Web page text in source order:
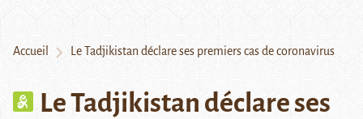
Accueil Le Tadjikistan déclare ses premiers cas de coronavirus
Le Tadjikistan déclare ses